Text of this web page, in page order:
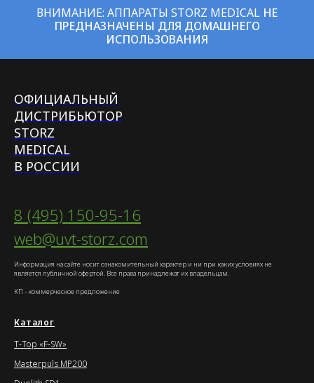
ВНИМАНИЕ: АППАРАТЫ STORZ MEDICAL НЕ
ПРЕДНАЗНАЧЕНЫ ДЛЯ ДОМАШНЕГО
ИСПОЛЬЗОВАНИЯ
ОФИЦИАЛЬНЫЙ
ДИСТРИБЬЮТОР
STORZ
MEDICAL
В РОССИИ
8 (495) 150-95-16
web@uvt-storz.com
Информация на сайте носит ознакомительный характер и ни при каких условиях не
является публичной офертой. Все права принадлежат их владельцам.
КП - коммерческое предложение
Каталог
T-Top «F-SW»
Masterpuls MP200